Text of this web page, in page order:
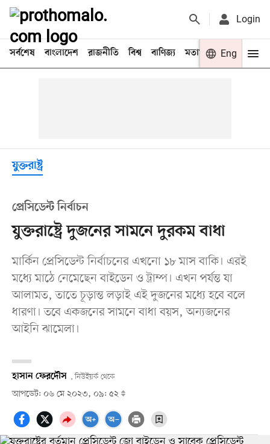
Login
সর্বশেষ বাংলাদেশ রাজনীতি বিশ্ব বাণিজ্য মতামত খেলা
Eng
যুক্তরাষ্ট্র
প্রেসিডেন্ট নির্বাচন
যুক্তরাষ্ট্রে দুজনের সামনে দুরকম বাধা
মার্কিন প্রেসিডেন্ট নির্বাচনের এখনো ১৮ মাস বাকি। এরই
মধ্যে মাঠে নেমেছেন বাইডেন ও ট্রাম্প। এখন পর্যন্ত যা
আলামত, তাতে চূড়ান্ত লড়াই এই দুজনের মধ্যে হবে বলে
ধারণা। তবে একজনের সামনে বাধা বয়স, অন্যজনের
আইনি ঝামেলা।
হাসান ফেরদৌস , নিউইয়র্ক থেকে
আপডেট: ০৬ মে ২০২৩, ০৯: ৫২